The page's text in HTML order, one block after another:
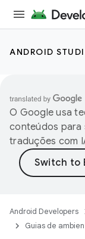
ANDROID
O Google usa
conteúdos para
traduções com
Android Developers
Guias de